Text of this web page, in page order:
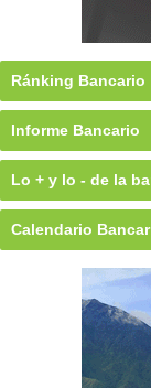
Ránking Bancario
Informe Bancario
Lo + y lo - de la
Calendario